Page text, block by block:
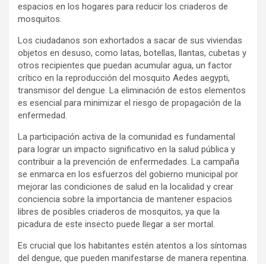
espacios en los hogares para reducir los criaderos de
mosquitos.
Los ciudadanos son exhortados a sacar de sus viviendas
objetos en desuso, como latas, botellas, llantas, cubetas y
otros recipientes que puedan acumular agua, un factor
crítico en la reproducción del mosquito Aedes aegypti,
transmisor del dengue. La eliminación de estos elementos
es esencial para minimizar el riesgo de propagación de la
enfermedad.
La participación activa de la comunidad es fundamental
para lograr un impacto significativo en la salud pública y
contribuir a la prevención de enfermedades. La campaña
se enmarca en los esfuerzos del gobierno municipal por
mejorar las condiciones de salud en la localidad y crear
conciencia sobre la importancia de mantener espacios
libres de posibles criaderos de mosquitos, ya que la
picadura de este insecto puede llegar a ser mortal.
Es crucial que los habitantes estén atentos a los síntomas
del dengue, que pueden manifestarse de manera repentina.